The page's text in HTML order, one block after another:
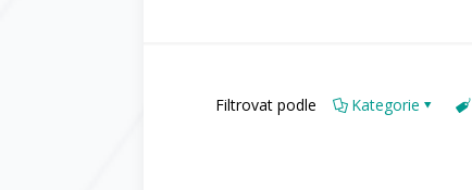
Filtrovat podle Kategorie